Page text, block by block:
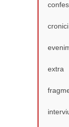
cronici
extra